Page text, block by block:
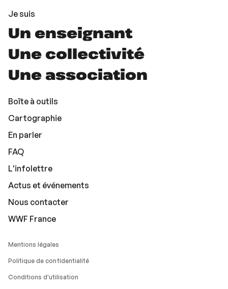
Je suis
Un enseignant
Une collectivité
Une association
Boîte à outils
Cartographie
En parler
FAQ
L'infolettre
Actus et événements
Nous contacter
WWF France
Mentions légales
Politique de confidentialité
Conditions d'utilisation